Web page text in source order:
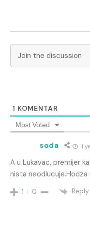
1 KOMENTAR
Most Voted
soda 1
A u Lukavac, premijer
nista neodlucuje.Hodza
1 0 Reply